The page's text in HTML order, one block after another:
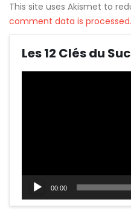
This site uses Akismet to
comment data is processed.
Les 12 Clés du
00:00